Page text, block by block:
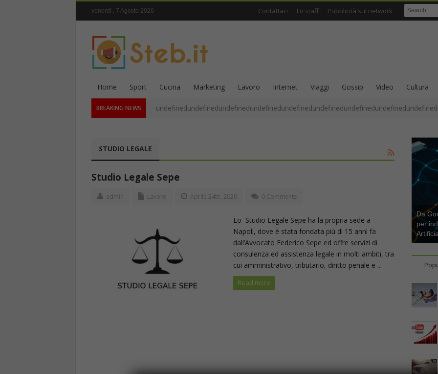
venerdì , 7 Agosto 2026 Contattaci Lo staff Pubblicità sul network
Home Sport Cucina Marketing Lavoro Internet Viaggi Gossip Video Cultura
BREAKING NEWS
STUDIO LEGALE
Studio Legale Sepe
admin Lavoro Aprile 24th, 2020 0 Comments
Lo Studio Legale Sepe ha la propria sede a
Napoli, dove è stata fondata più di 15 anni fa
dall’Avvocato Federico Sepe ed offre servizi di
consulenza ed assistenza legale in molti ambiti, tra
cui amministrativo, tributario, diritto penale e ...
Read more
Da
per